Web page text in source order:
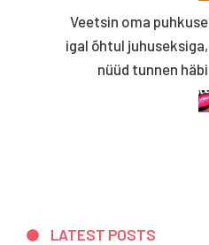
Veetsin oma puhkuse
igal õhtul juhuseksiga,
nüüd tunnen häbi
LATEST POSTS